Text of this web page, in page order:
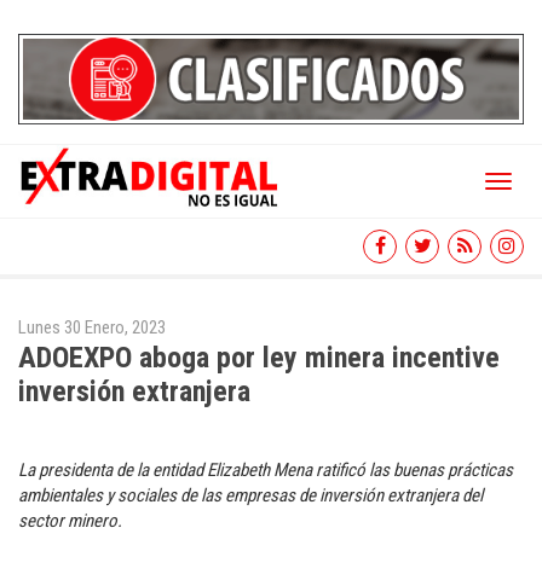
Toggle
Lunes 30 Enero, 2023
ADOEXPO aboga por ley minera incentive
inversión extranjera
La presidenta de la entidad Elizabeth Mena ratificó las buenas prácticas
ambientales y sociales de las empresas de inversión extranjera del
sector minero.